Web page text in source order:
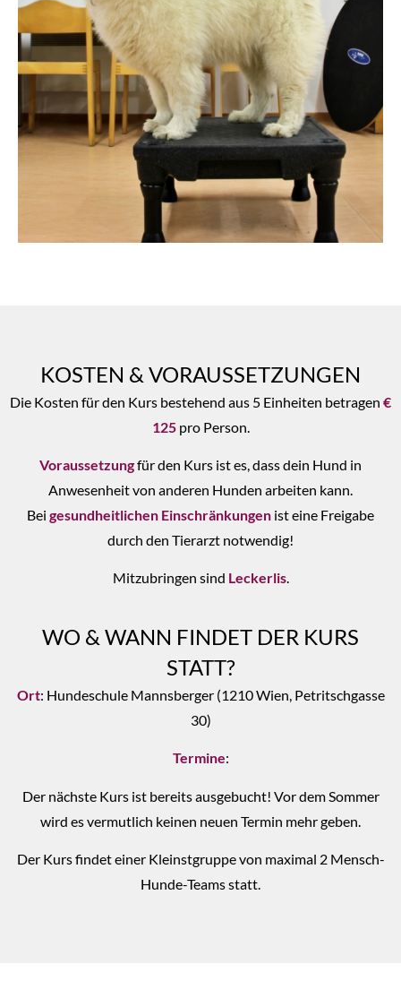
KOSTEN & VORAUSSETZUNGEN
Die Kosten für den Kurs bestehend aus 5 Einheiten betragen €
125 pro Person.
Voraussetzungfür den Kurs ist es, dass dein Hund in
Anwesenheit von anderen Hunden arbeiten kann.
Bei gesundheitlichen Einschränkungen ist eine Freigabe
durch den Tierarzt notwendig!
Mitzubringen sind Leckerlis.
WO & WANN FINDET DER KURS
STATT?
Ort: Hundeschule Mannsberger (1210 Wien, Petritschgasse
30)
Termine:
Der nächste Kurs ist bereits ausgebucht! Vor dem Sommer
wird es vermutlich keinen neuen Termin mehr geben.
Der Kurs findet einer Kleinstgruppe von maximal 2 Mensch-
Hunde-Teams statt.